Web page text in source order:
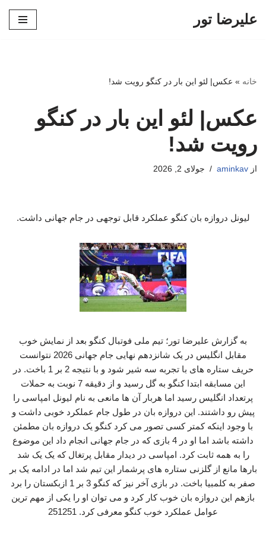
علیرضا تور
خانه » عکس| لئو این بار در کنگو رویت شد!
عکس| لئو این بار در کنگو
رویت شد!
از aminkav جولای 2, 2026
لیونل دروازه بان کنگو عملکرد قابل توجهی در جام جهانی داشت.
به گزارش علیرضا تور؛ تیم ملی فوتبال کنگو بعد از نمایش خوب
مقابل انگلیس در یک شانزدهم نهایی جام جهانی 2026 نتوانست
حریف ستاره های با تجربه سه شیر شود و با نتیجه 2 بر 1 باخت. در
این مسابقه ابتدا کنگو به گل رسید و از دقیقه 7 نوبت به حملات
پرتعداد انگلیس رسید اما هربار آن ها مانعی به نام لیونل امپاسی را
پیش رو داشتند. این دروازه بان در طول جام عملکرد خوبی داشت و
با وجود اینکه کمتر کسی تصور می کرد کنگو یک دروازه بان مطمئن
داشته باشد اما او در 4 بازی که در جام جهانی انجام داد این موضوع
را به همه ثابت کرد. امپاسی در دیدار مقابل پرتغال که یک یک شد
بارها مانع از گلزنی ستاره های پرشمار این تیم شد اما در ادامه یک بر
صفر به کلمبیا باخت. در بازی آخر نیز که کنگو 3 بر 1 ازبکستان را برد
بازهم این دروازه بان خوب کار کرد و می توان او را یکی از مهم ترین
عوامل عملکرد خوب کنگو معرفی کرد. 251251